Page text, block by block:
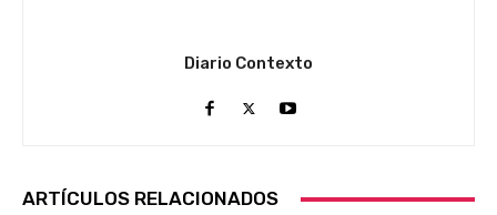
Diario Contexto
ARTÍCULOS RELACIONADOS